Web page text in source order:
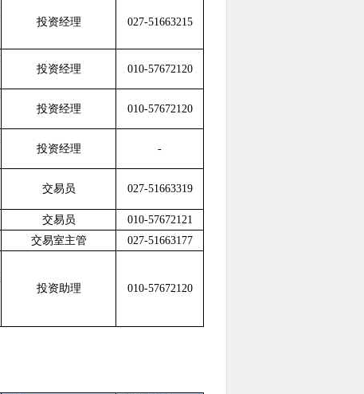
投资经理 027-51663215
投资经理 010-57672120
投资经理 010-57672120
投资经理 -
交易员 027-51663319
交易员
010-57672121
交易室主管 027-51663177
投资助理 010-57672120